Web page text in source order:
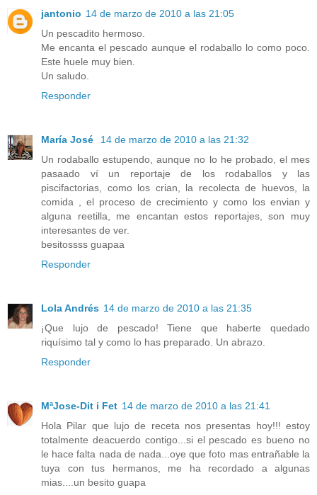
jantonio 14 de marzo de 2010 a las 21:05
Un pescadito hermoso.
Me encanta el pescado aunque el rodaballo lo como poco.
Este huele muy bien.
Un saludo.
Responder
María José
14 de marzo de 2010 a las 21:32
Un rodaballo estupendo, aunque no lo he probado, el mes
pasaado ví un reportaje de los rodaballos y las
piscifactorias, como los crian, la recolecta de huevos, la
comida , el proceso de crecimiento y como los envian y
alguna reetilla, me encantan estos reportajes, son muy
interesantes de ver.
besitossss guapaa
Responder
Lola Andrés 14 de marzo de 2010 a las 21:35
¡Que lujo de pescado! Tiene que haberte quedado
riquísimo tal y como lo has preparado. Un abrazo.
Responder
MªJose-Dit i Fet 14 de marzo de 2010 a las 21:41
Hola Pilar que lujo de receta nos presentas hoy!!! estoy
totalmente deacuerdo contigo...si el pescado es bueno no
le hace falta nada de nada...oye que foto mas entrañable la
tuya con tus hermanos, me ha recordado a algunas
mias....un besito guapa